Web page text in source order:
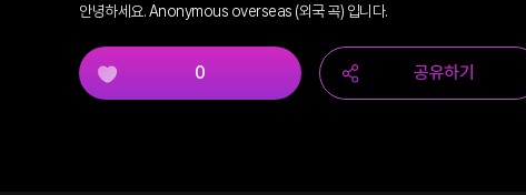
안녕하세요. Anonymous overseas (외국 곡) 입니다.
0 공유하기